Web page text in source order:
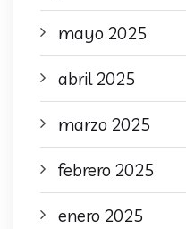
mayo 2025
abril 2025
marzo 2025
febrero 2025
enero 2025